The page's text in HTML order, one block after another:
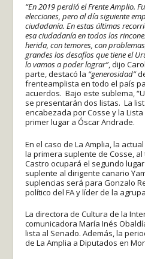
“En 2019 perdió el Frente Amplio.
elecciones, pero al día siguiente
ciudadanía. En estas últimas
esa ciudadanía en todos los
herida, con temores, con
grandes los desafíos que tiene el
lo vamos a poder lograr”, dijo
parte, destacó la “generosidad”
frenteamplista en todo el país
acuerdos. Bajo este sublema,
se presentarán dos listas. La
encabezada por Cosse y la
primer lugar a Óscar Andrade.
En el caso de La Amplia, la
la primera suplente de Cosse,
Castro ocupará el segundo
suplente al dirigente canario
suplencias será para Gonzalo
político del FA y líder de la
La directora de Cultura de la
comunicadora María Inés
lista al Senado. Además, la
de La Amplia a Diputados en